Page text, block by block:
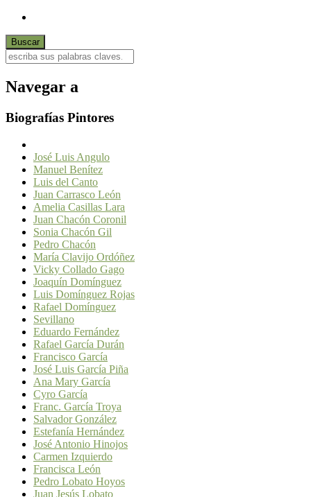
Navegar a
Biografías Pintores
José Luis Angulo
Manuel Benítez
Luis del Canto
Juan Carrasco León
Amelia Casillas Lara
Juan Chacón Coronil
Sonia Chacón Gil
Pedro Chacón
María Clavijo Ordóñez
Vicky Collado Gago
Joaquín Domínguez
Luis Domínguez Rojas
Rafael Domínguez
Sevillano
Eduardo Fernández
Rafael García Durán
Francisco García
José Luis García Piña
Ana Mary García
Cyro García
Franc. García Troya
Salvador González
Estefanía Hernández
José Antonio Hinojos
Carmen Izquierdo
Francisca León
Pedro Lobato Hoyos
Juan Jesús Lobato